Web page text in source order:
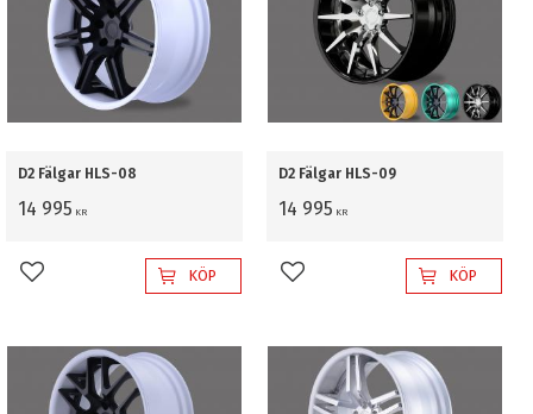
D2 Fälgar HLS-08
14 995 KR
Lägg till i favoriterKÖP
D2 Fälgar HLS-09
14 995 KR
Lägg till i favoriterKÖP